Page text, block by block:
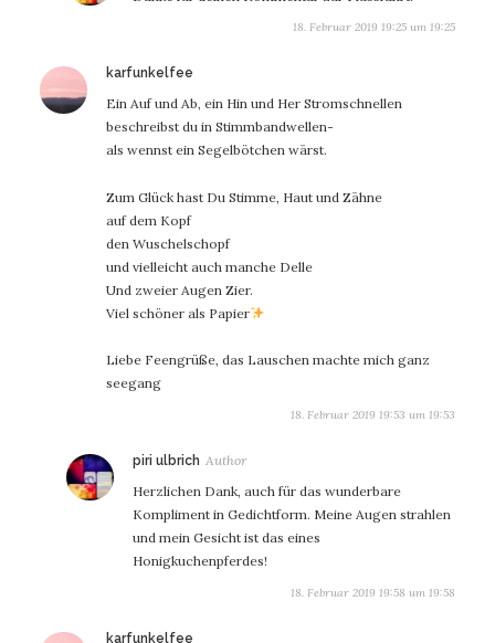
18. Februar 2019 19:25 um 19:25
karfunkelfee
Ein Auf und Ab, ein Hin und Her Stromschnellen
beschreibst du in Stimmbandwellen-
als wennst ein Segelbötchen wärst.
Zum Glück hast Du Stimme, Haut und Zähne
auf dem Kopf
den Wuschelschopf
und vielleicht auch manche Delle
Und zweier Augen Zier.
Viel schöner als Papier
Liebe Feengrüße, das Lauschen machte mich ganz
seegang
18. Februar 2019 19:53 um 19:53
piri ulbrich sagt:
Herzlichen Dank, auch für das wunderbare
Kompliment in Gedichtform. Meine Augen strahlen
und mein Gesicht ist das eines
Honigkuchenpferdes!
18. Februar 2019 19:58 um 19:58
karfunkelfee